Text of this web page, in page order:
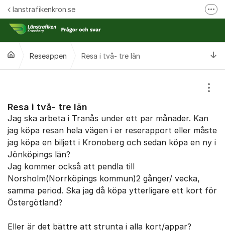
Hoppa till innehåll
lanstrafikenkron.se
Länstrafiken Kronobergs webbplats
Reseappen Resa i två- tre län
Resa i två- tre län
Jag ska arbeta i Tranås under ett par månader. Kan
jag köpa resan hela vägen i er reserapport eller måste
jag köpa en biljett i Kronoberg och sedan köpa en ny i
Jönköpings län?
Jag kommer också att pendla till
Norsholm(Norrköpings kommun)2 gånger/ vecka,
samma period. Ska jag då köpa ytterligare ett kort för
Östergötland?
Eller är det bättre att strunta i alla kort/appar?